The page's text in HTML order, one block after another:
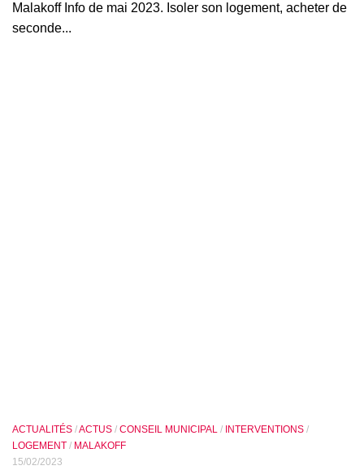
Malakoff Info de mai 2023. Isoler son logement, acheter de
seconde...
ACTUALITÉS /ACTUS / CONSEIL MUNICIPAL / INTERVENTIONS /
LOGEMENT / MALAKOFF
15/02/2023